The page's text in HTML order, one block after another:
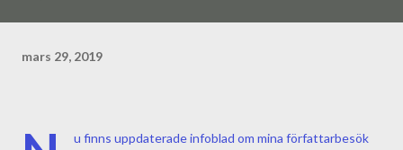
mars 29, 2019
u finns uppdaterade infoblad om mina författarbesök